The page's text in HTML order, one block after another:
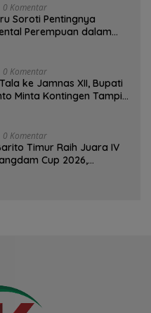
0 Komentar
Soroti Pentingnya
Perempuan dalam
0 Komentar
ke Jamnas XII, Bupati
Minta Kontingen Tampil
0 Komentar
Timur Raih Juara IV
Cup 2026,